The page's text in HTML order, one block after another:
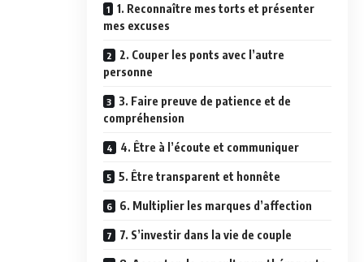
1. Reconnaître mes torts et présenter
mes excuses
2. Couper les ponts avec l’autre
personne
3. Faire preuve de patience et de
compréhension
4. Être à l’écoute et communiquer
5. Être transparent et honnête
6. Multiplier les marques d’affection
7. S’investir dans la vie de couple